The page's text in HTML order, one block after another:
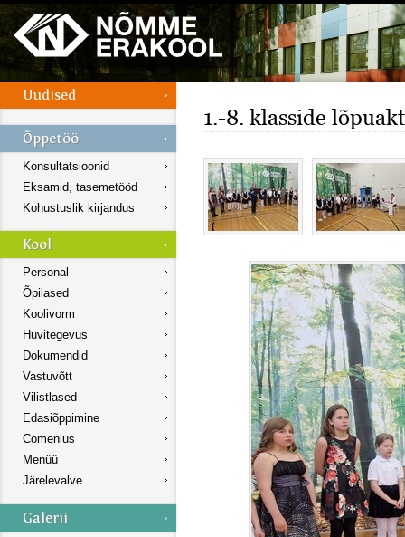
Konsultatsioonid
Eksamid, tasemetööd
Kohustuslik kirjandus
Personal
Õpilased
Koolivorm
Huvitegevus
Dokumendid
Vastuvõtt
Vilistlased
Edasiõppimine
Comenius
Menüü
Järelevalve
1.-8. klasside